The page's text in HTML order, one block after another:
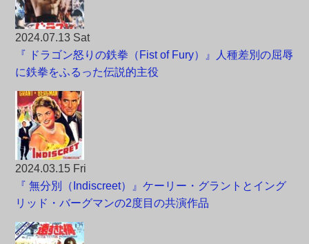
2024.07.13 Sat
『 ドラゴン怒りの鉄拳（Fist of Fury）』人種差別の屈辱
に鉄拳をふるった伝説的主役
2024.03.15 Fri
『 無分別（Indiscreet）』ケーリー・グラントとイング
リッド・バーグマンの2度目の共演作品